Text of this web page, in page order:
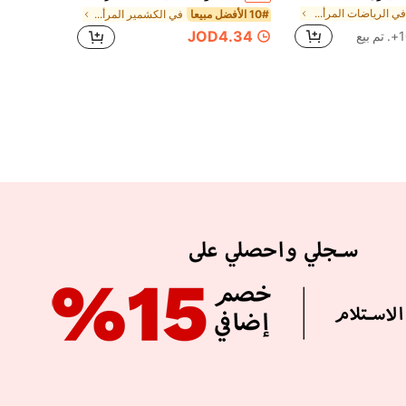
في الرياضات المرأة الجوارب 10# الأفضل مبيعا في الكشمير المرأة الجوارب
JOD4.34